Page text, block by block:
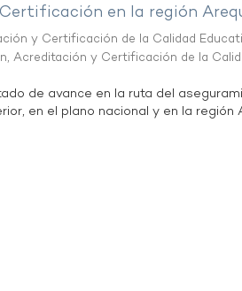
en la región
y Certificación de la Calidad
Acreditación y Certificación de la
de avance en la ruta del
en el plano nacional y en la región